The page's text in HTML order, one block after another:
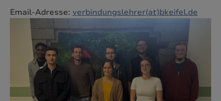
Email-Adresse: verbindungslehrer(at)bkeifel.de